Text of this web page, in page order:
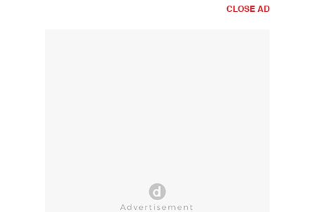
CLOSE AD